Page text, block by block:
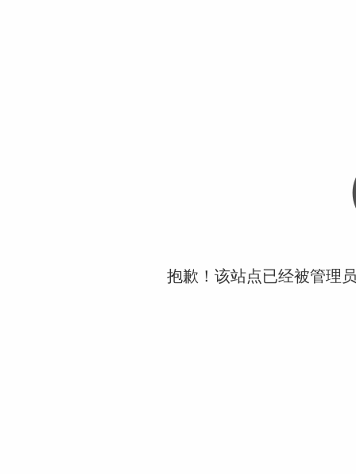
抱歉！该站点已经被管理